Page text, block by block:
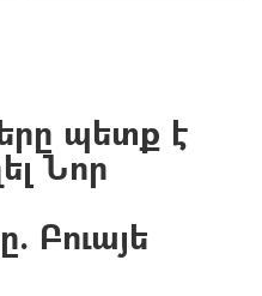
պետք է
Նոր
Բուայե